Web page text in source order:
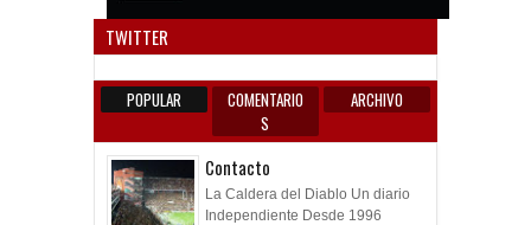
TWITTER
POPULAR
COMENTARIO
S
ARCHIVO
Contacto
La Caldera del Diablo Un diario
Independiente Desde 1996